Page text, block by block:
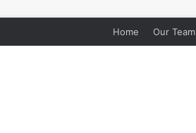
Home Our Team